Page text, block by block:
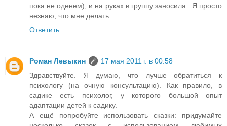
пока не оденем), и на руках в группу заносила...Я просто
незнаю, что мне делать...
Ответить
Роман Левыкин
17 мая 2011 г. в 00:58
Здравствуйте. Я думаю, что лучше обратиться к
психологу (на очную консультацию). Как правило, в
садике есть психолог, у которого большой опыт
адаптации детей к садику.
А ещё попробуйте использовать сказки: придумайте